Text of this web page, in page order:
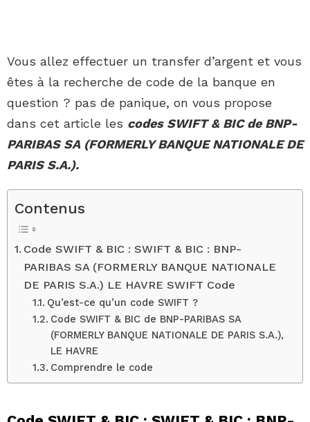
Vous allez effectuer un transfer d’argent et vous
êtes à la recherche de code de la banque en
question ? pas de panique, on vous propose
dans cet article les codes SWIFT & BIC de BNP-
PARIBAS SA (FORMERLY BANQUE NATIONALE DE
PARIS S.A.).
Contenus
Code SWIFT & BIC : SWIFT & BIC : BNP-
PARIBAS SA (FORMERLY BANQUE NATIONALE
DE PARIS S.A.) LE HAVRE SWIFT Code
Qu’est-ce qu’un code SWIFT ?
Code SWIFT & BIC de BNP-PARIBAS SA
(FORMERLY BANQUE NATIONALE DE PARIS S.A.),
LE HAVRE
Comprendre le code